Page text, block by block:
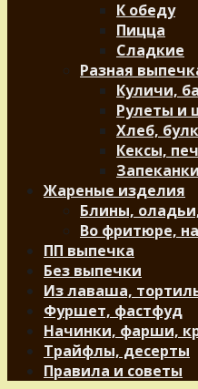
К обеду
Пицца
Сладкие
Разная
Куличи,
Рулеты и
Хлеб,
Кексы,
Жареные изделия
Блины,
Во фритюре,
ПП выпечка
Без выпечки
Из лаваша,
Фуршет, фастфуд
Начинки, фарши,
Трайфлы, десерты
Правила и советы